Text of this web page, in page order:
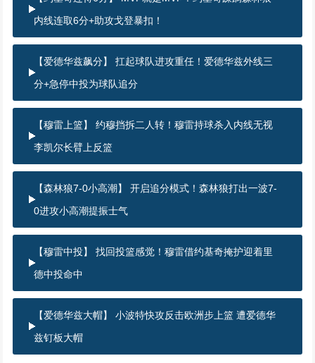
内线连取6分+助攻戈登暴扣！
【爱德华兹飙分】 扛起球队进攻重任！爱德华兹外线三
分+急停中投为球队追分
【穆雷上篮】 约穆挡拆二人转！穆雷持球杀入内线无视
李凯尔长臂上反篮
【森林狼7-0小高潮】 开启追分模式！森林狼打出一波7-
0进攻小高潮提振士气
【穆雷中投】 找回投篮感觉！穆雷借约基奇掩护迎着里
德中投命中
【爱德华兹大帽】 小波特快攻反击欧洲步上篮 遭爱德华
兹钉板大帽